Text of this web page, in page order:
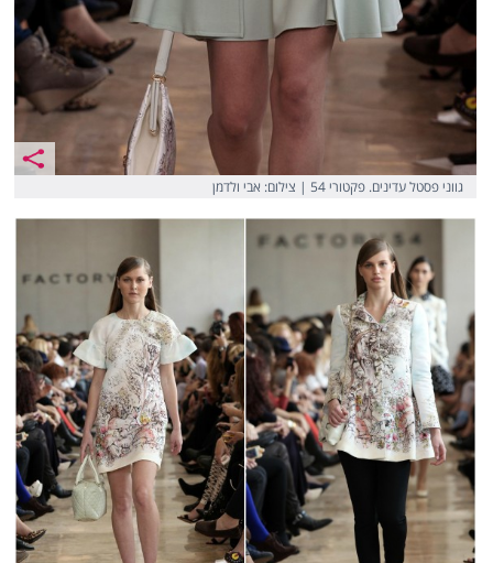
גווני פסטל עדינים. פקטורי 54 | צילום: אבי ולדמן